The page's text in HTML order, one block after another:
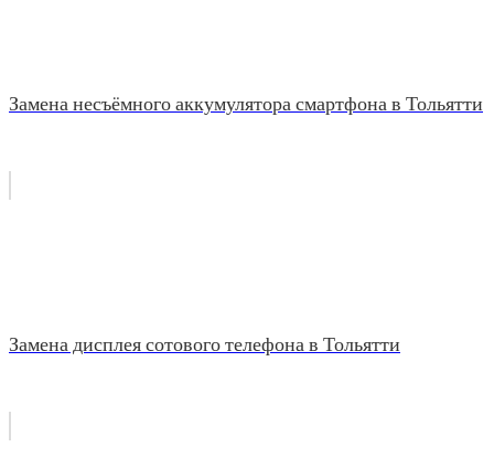
Замена несъёмного аккумулятора смартфона в Тольятти
Замена дисплея сотового телефона в Тольятти